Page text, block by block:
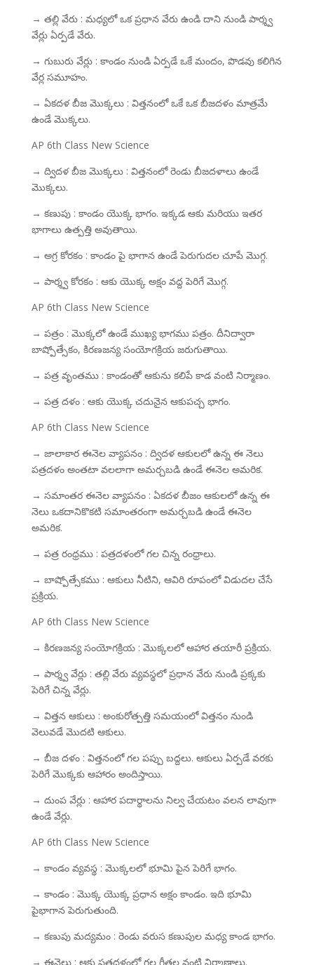
→ తల్లి వేరు : మధ్యలో ఒక ప్రధాన వేరు ఉండి దాని నుండి పార్శ్వ
వేర్లు ఏర్పడే వేరు.
→ గుబురు వేర్లు : కాండం నుండి ఏర్పడే ఒకే మందం, పొడవు కలిగిన
వేర్ల సమూహం.
→ ఏకదళ బీజ మొక్కలు : విత్తనంలో ఒకే ఒక బీజదళం మాత్రమే
ఉండే మొక్కలు.
AP 6th Class New Science
→ ద్విదళ బీజ మొక్కలు : విత్తనంలో రెండు బీజదళాలు ఉండే
మొక్కలు.
→ కణుపు : కాండం యొక్క భాగం. ఇక్కడ ఆకు మరియు ఇతర
భాగాలు ఉత్పత్తి అవుతాయి.
→ అగ్ర కోరకం : కాండం పై భాగాన ఉండే పెరుగుదల చూపే మొగ్గ.
→ పార్శ్వ కోరకం : ఆకు యొక్క అక్షం వద్ద పెరిగే మొగ్గ.
AP 6th Class New Science
→ పత్రం : మొక్కలో ఉండే ముఖ్య భాగము పత్రం. దీనిద్వారా
బాష్పోత్సేకం, కిరణజన్య సంయోగక్రియ జరుగుతాయి.
→ పత్ర వృంతము : కాండంతో ఆకును కలిపే కాడ వంటి నిర్మాణం.
→ పత్ర దళం : ఆకు యొక్క చదునైన ఆకుపచ్చ భాగం.
AP 6th Class New Science
→ జాలాకార ఈనెల వ్యాపనం : ద్విదళ ఆకులలో ఉన్న ఈ నెలు
పత్రదళం అంతటా వలలాగా అమర్చబడి ఉండే ఈనెల అమరిక.
→ సమాంతర ఈనెల వ్యాపనం : ఏకదళ బీజం ఆకులలో ఉన్న ఈ
నెలు ఒకదానికొకటి సమాంతరంగా అమర్చబడి ఉండే ఈనెల
అమరిక.
→ పత్ర రంధ్రము : పత్రదళంలో గల చిన్న రంధ్రాలు.
→ బాష్పోత్సేకము : ఆకులు నీటిని, ఆవిరి రూపంలో విడుదల చేసే
ప్రక్రియ.
AP 6th Class New Science
→ కిరణజన్య సంయోగక్రియ : మొక్కలలో ఆహార తయారీ ప్రక్రియ.
→ పార్శ్వ వేర్లు : తల్లి వేరు వ్యవస్థలో ప్రధాన వేరు నుండి ప్రక్కకు
పెరిగే చిన్న వేర్లు.
→ విత్తన ఆకులు : అంకురోత్పత్తి సమయంలో విత్తనం నుండి
వెలువడే మొదటి ఆకులు.
→ బీజ దళం : విత్తనంలో గల పప్పు బద్దలు. ఆకులు ఏర్పడే వరకు
పెరిగే మొక్కకు ఆహారం అందిస్తాయి.
→ దుంప వేర్లు : ఆహార పదార్థాలను నిల్వ చేయటం వలన లావుగా
ఉండే వేర్లు.
AP 6th Class New Science
→ కాండం వ్యవస్థ : మొక్కలలో భూమి పైన పెరిగే భాగం.
→ కాండం : మొక్క యొక్క ప్రధాన అక్షం కాండం. ఇది భూమి
పైభాగాన పెరుగుతుంది.
→ కణుపు మద్యమం : రెండు వరుస కణుపుల మధ్య కాండ భాగం.
→ ఈనెలు : ఆకు పత్రదళంలో గల గీతల వంటి నిర్మాణాలు.